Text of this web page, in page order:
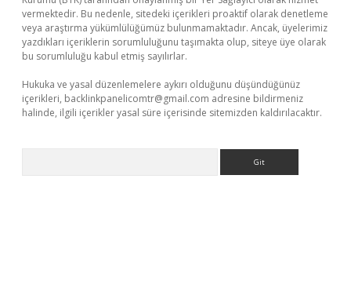
vermektedir. Bu nedenle, sitedeki içerikleri proaktif olarak denetleme
veya araştırma yükümlülüğümüz bulunmamaktadır. Ancak, üyelerimiz
yazdıkları içeriklerin sorumluluğunu taşımakta olup, siteye üye olarak
bu sorumluluğu kabul etmiş sayılırlar.
Hukuka ve yasal düzenlemelere aykırı olduğunu düşündüğünüz
içerikleri, backlinkpanelicomtr@gmail.com adresine bildirmeniz
halinde, ilgili içerikler yasal süre içerisinde sitemizden kaldırılacaktır.